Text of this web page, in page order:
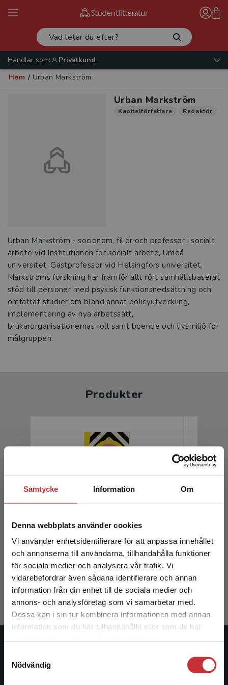
Samtycke Information Om
Denna webbplats använder cookies
Vi använder enhetsidentifierare för att anpassa innehållet
och annonserna till användarna, tillhandahålla funktioner
för sociala medier och analysera vår trafik. Vi
vidarebefordrar även sådana identifierare och annan
information från din enhet till de sociala medier och
annons- och analysföretag som vi samarbetar med.
Dessa kan i sin tur kombinera informationen med annan
information som du har tillhandahållit eller som de har
Nödvändig
Begränsad fraktregion
Det verkar som att du besöker
studentlitteratur.se via en enhet utanför Sverige.
Vi erbjuder inte leveranser utanför Sverige. För
att kunna slutföra ett köp måste
Handlar som:
Privatkund
Hem / Urban Markström
Urban Markström
Kapitelförfattare Redaktör
Urban Markström - socionom, fil.dr och professor i socialt
arbete vid Institutionen för socialt arbete, Umeå
universitet. Gästprofessor vid Helsingfors universitet.
Markströms forskning har framför allt rört samhällsbaserat
stöd till personer med psykisk funktionsnedsättning och
omfattat studier om bland annat policyutveckling,
implementering av nya arbetssätt,
brukarorganisationernas roll samt boende och livsmiljö för
målgruppen.
Produkter
funktionsnedsättning
Brunt, David m.fl. (red.)
409 krinkl. moms
Exkl. moms: 386 kr
Brunt,
257 kr
Exkl.
Studentlitteratur grundades 1963 och är idag Sveriges